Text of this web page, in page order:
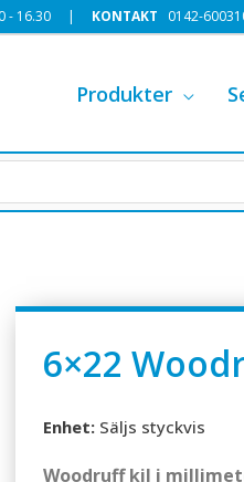
- 16.30 | KONTAKT 0142-
Produkter
6×22
Enhet: Säljs styckvis
Woodruff kil i